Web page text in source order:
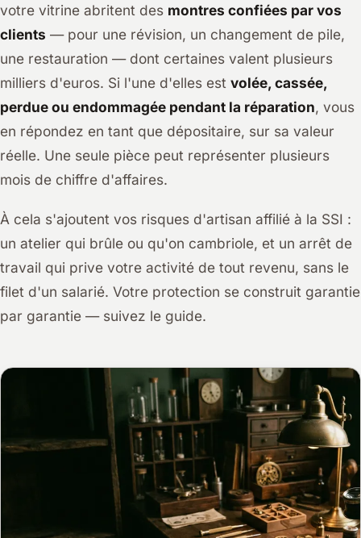
votre vitrine abritent des montres confiées par vos
clients — pour une révision, un changement de pile,
une restauration — dont certaines valent plusieurs
milliers d'euros. Si l'une d'elles est volée, cassée,
perdue ou endommagée pendant la réparation, vous
en répondez en tant que dépositaire, sur sa valeur
réelle. Une seule pièce peut représenter plusieurs
mois de chiffre d'affaires.
À cela s'ajoutent vos risques d'artisan affilié à la SSI :
un atelier qui brûle ou qu'on cambriole, et un arrêt de
travail qui prive votre activité de tout revenu, sans le
filet d'un salarié. Votre protection se construit garantie
par garantie — suivez le guide.